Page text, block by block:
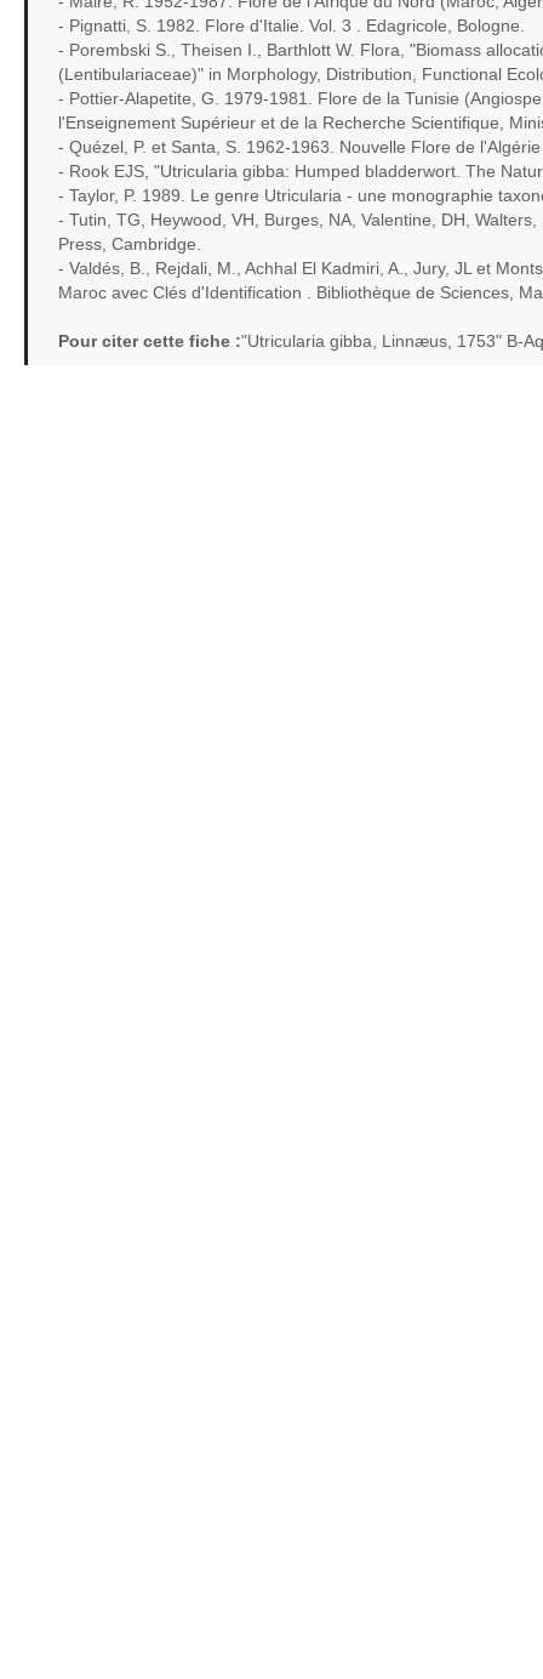
- Pignatti, S. 1982. Flore d'Italie. Vol. 3 . Edagricole, Bologne.
- Porembski S., Theisen I., Barthlott W. Flora, "Biomass
(Lentibulariaceae)" in Morphology, Distribution, Functional
- Pottier-Alapetite, G. 1979-1981. Flore de la Tunisie
l'Enseignement Supérieur et de la Recherche Scientifique,
- Quézel, P. et Santa, S. 1962-1963. Nouvelle Flore de
- Rook EJS, "Utricularia gibba: Humped bladderwort. The
- Taylor, P. 1989. Le genre Utricularia - une monographie
- Tutin, TG, Heywood, VH, Burges, NA, Valentine, DH,
Press, Cambridge.
- Valdés, B., Rejdali, M., Achhal El Kadmiri, A., Jury, JL et
Maroc avec Clés d'Identification . Bibliothèque de Sciences,
Pour citer cette fiche :"Utricularia gibba, Linnæus, 1753" B-